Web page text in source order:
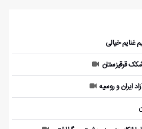
غنایم خیالی
قرقیزستان
ایران و روسیه